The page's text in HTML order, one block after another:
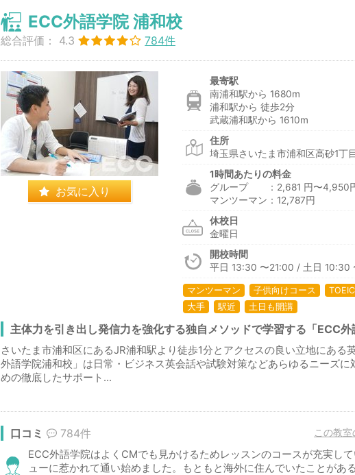
ECC外語学院 浦和校
総合評価： 4.3 784件
お気に入り
最寄駅
南浦和駅から 1680m
浦和駅から 徒歩2分
武蔵浦和駅から 1610m
住所
埼玉県さいたま市浦和区高砂1丁
1時間あたりの料金
グループ ：2,681 円〜4,950
マンツーマン：12,787円
休校日
金曜日
開校時間
平日 13:30 〜21:00 / 土日 10:30
マンツーマン 子供向けコース TOEIC
大手
駅近 土日も開講
主体力を引き出し発信力を強化する独自メソッドで学習する「ECC外
さいたま市浦和区にあるJR浦和駅より徒歩1分とアクセスの良い立地にある
外語学院浦和校」は日常・ビジネス英会話や試験対策などあらゆるニーズに
めの徹底したサポート...
この教
口コミ 784件
ECC外語学院はよくCMでも見かけるためレッスンのコースが充実し
ューに惹かれて通い始めました。もともと海外に住んでいたことがあ